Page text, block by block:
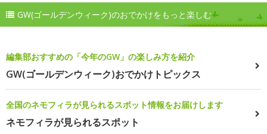
GW(ゴールデンウィーク)のおでかけをもっと楽しむ
編集部おすすめの「今年のGW」の楽しみ方を紹介
GW(ゴールデンウィーク)おでかけトピックス
全国のネモフィラが見られるスポット情報をお届けします
ネモフィラが見られるスポット